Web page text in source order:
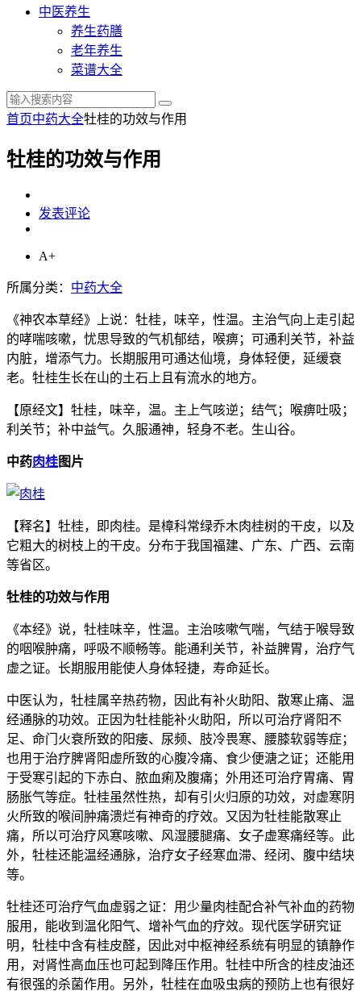
中医养生
养生药膳
老年养生
菜谱大全
首页中药大全牡桂的功效与作用
牡桂的功效与作用
发表评论
A+
所属分类： 中药大全
《神农本草经》上说：牡桂，味辛，性温。主治气向上走引起
的哮喘咳嗽，忧思导致的气机郁结，喉痹；可通利关节，补益
内脏，增添气力。长期服用可通达仙境，身体轻便，延缓衰
老。牡桂生长在山的土石上且有流水的地方。
【原经文】牡桂，味辛，温。主上气咳逆；结气；喉痹吐吸；
利关节；补中益气。久服通神，轻身不老。生山谷。
中药肉桂图片
【释名】牡桂，即肉桂。是樟科常绿乔木肉桂树的干皮，以及
它粗大的树枝上的干皮。分布于我国福建、广东、广西、云南
等省区。
牡桂的功效与作用
《本经》说，牡桂味辛，性温。主治咳嗽气喘，气结于喉导致
的咽喉肿痛，呼吸不顺畅等。能通利关节，补益脾胃，治疗气
虚之证。长期服用能使人身体轻捷，寿命延长。
中医认为，牡桂属辛热药物，因此有补火助阳、散寒止痛、温
经通脉的功效。正因为牡桂能补火助阳，所以可治疗肾阳不
足、命门火衰所致的阳痿、尿频、肢冷畏寒、腰膝软弱等症；
也用于治疗脾肾阳虚所致的心腹冷痛、食少便溏之证；还能用
于受寒引起的下赤白、脓血痢及腹痛；外用还可治疗胃痛、胃
肠胀气等症。牡桂虽然性热，却有引火归原的功效，对虚寒阴
火所致的喉间肿痛溃烂有神奇的疗效。又因为牡桂能散寒止
痛，所以可治疗风寒咳嗽、风湿腰腿痛、女子虚寒痛经等。此
外，牡桂还能温经通脉，治疗女子经寒血滞、经闭、腹中结块
等。
牡桂还可治疗气血虚弱之证：用少量肉桂配合补气补血的药物
服用，能收到温化阳气、增补气血的疗效。现代医学研究证
明，牡桂中含有桂皮醛，因此对中枢神经系统有明显的镇静作
用，对肾性高血压也可起到降压作用。牡桂中所含的桂皮油还
有很强的杀菌作用。另外，牡桂在血吸虫病的预防上也有很好